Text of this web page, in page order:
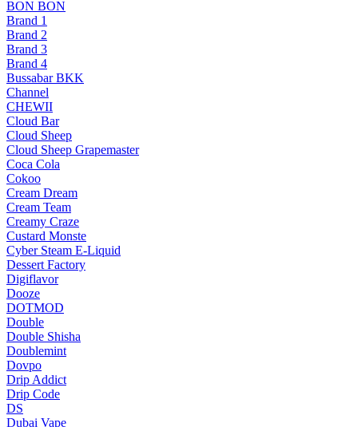
BON BON
Brand 1
Brand 2
Brand 3
Brand 4
Bussabar BKK
Channel
CHEWII
Cloud Bar
Cloud Sheep
Cloud Sheep Grapemaster
Coca Cola
Cokoo
Cream Dream
Cream Team
Creamy Craze
Custard Monste
Cyber Steam E-Liquid
Dessert Factory
Digiflavor
Dooze
DOTMOD
Double
Double Shisha
Doublemint
Dovpo
Drip Addict
Drip Code
DS
Dubai Vape